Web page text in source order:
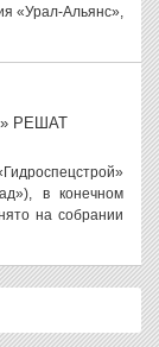
«Урал-Альянс»,
РЕШАТ
в конечном
на собрании